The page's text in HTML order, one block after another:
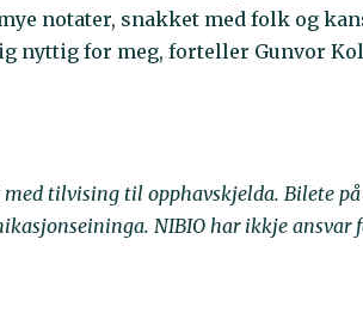
notater, snakket med folk og
nyttig for meg, forteller Gunvor
tilvising til opphavskjelda. Bilete
NIBIO har ikkje ansvar